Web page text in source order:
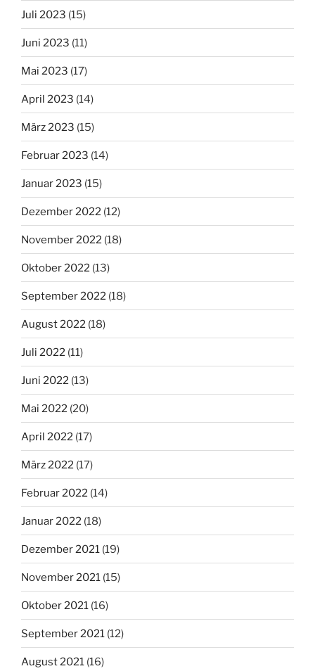
Juli 2023 (15)
Juni 2023 (11)
Mai 2023 (17)
April 2023 (14)
März 2023 (15)
Februar 2023 (14)
Januar 2023 (15)
Dezember 2022 (12)
November 2022 (18)
Oktober 2022 (13)
September 2022 (18)
August 2022 (18)
Juli 2022 (11)
Juni 2022 (13)
Mai 2022 (20)
April 2022 (17)
März 2022 (17)
Februar 2022 (14)
Januar 2022 (18)
Dezember 2021 (19)
November 2021 (15)
Oktober 2021 (16)
September 2021 (12)
August 2021 (16)